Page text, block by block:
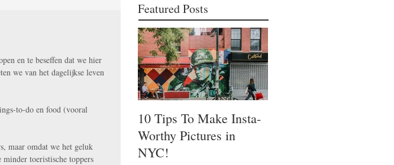
en te beseffen dat we hier
we van het dagelijkse leven
to-do en food (vooral
maar omdat we het geluk
toeristische toppers
Featured Posts
10 Tips To Make Insta-
Worthy Pictures in
NYC!